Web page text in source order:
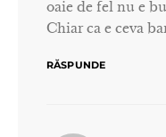
oaie de fel nu e
Chiar ca e ceva
RĂSPUNDE